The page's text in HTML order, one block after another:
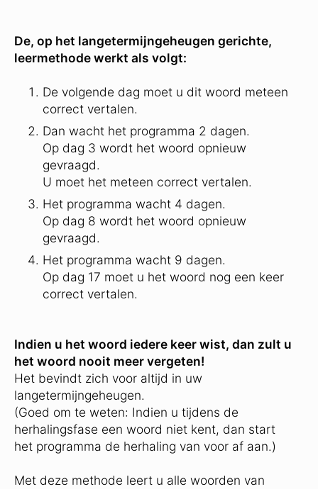
De, op het langetermijngeheugen gerichte,
leermethode werkt als volgt:
De volgende dag moet u dit woord meteen
correct vertalen.
Dan wacht het programma 2 dagen.
Op dag 3 wordt het woord opnieuw
gevraagd.
U moet het meteen correct vertalen.
Het programma wacht 4 dagen.
Op dag 8 wordt het woord opnieuw
gevraagd.
Het programma wacht 9 dagen.
Op dag 17 moet u het woord nog een keer
correct vertalen.
Indien u het woord iedere keer wist, dan zult u
het woord nooit meer vergeten!
Het bevindt zich voor altijd in uw
langetermijngeheugen.
(Goed om te weten: Indien u tijdens de
herhalingsfase een woord niet kent, dan start
het programma de herhaling van voor af aan.)
Met deze methode leert u alle woorden van